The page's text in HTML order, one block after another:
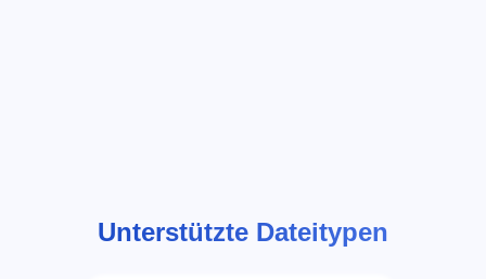
Unterstützte Dateitypen